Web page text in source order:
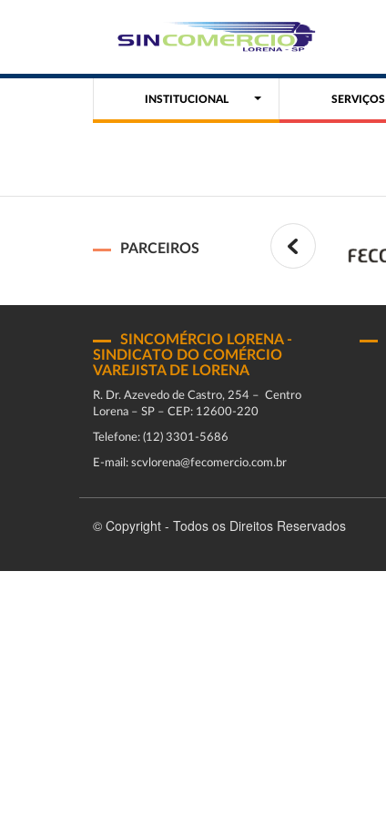
INSTITUCIONAL SERVIÇOS
PARCEIROS
SINCOMÉRCIO LORENA -
SINDICATO DO COMÉRCIO
VAREJISTA DE LORENA
R. Dr. Azevedo de Castro, 254 – Centro
Lorena – SP – CEP: 12600-220
Telefone: (12) 3301-5686
E-mail: scvlorena@fecomercio.com.br
© Copyright - Todos os Direitos Reservados